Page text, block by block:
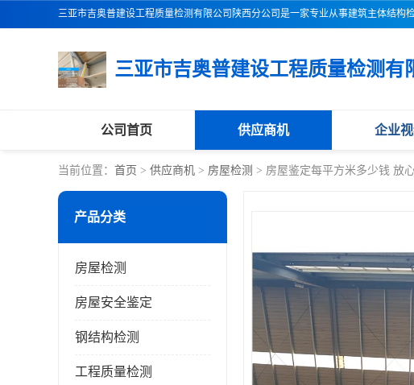
公司首页 供应商机 企业
当前位置： 首页 > 供应商机 > 房屋检测 > 房屋鉴定每平方米多少钱 放
产品分类
房屋检测
房屋安全鉴定
钢结构检测
工程质量检测